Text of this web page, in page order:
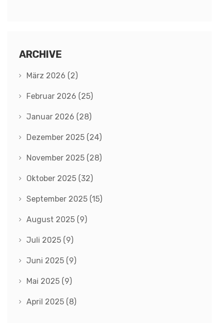
ARCHIVE
März 2026 (2)
Februar 2026 (25)
Januar 2026 (28)
Dezember 2025 (24)
November 2025 (28)
Oktober 2025 (32)
September 2025 (15)
August 2025 (9)
Juli 2025 (9)
Juni 2025 (9)
Mai 2025 (9)
April 2025 (8)